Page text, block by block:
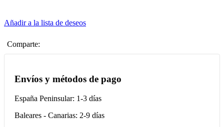
Añadir a la lista de deseos
Comparte:
Envíos y métodos de pago
España Peninsular: 1-3 días
Baleares - Canarias: 2-9 días